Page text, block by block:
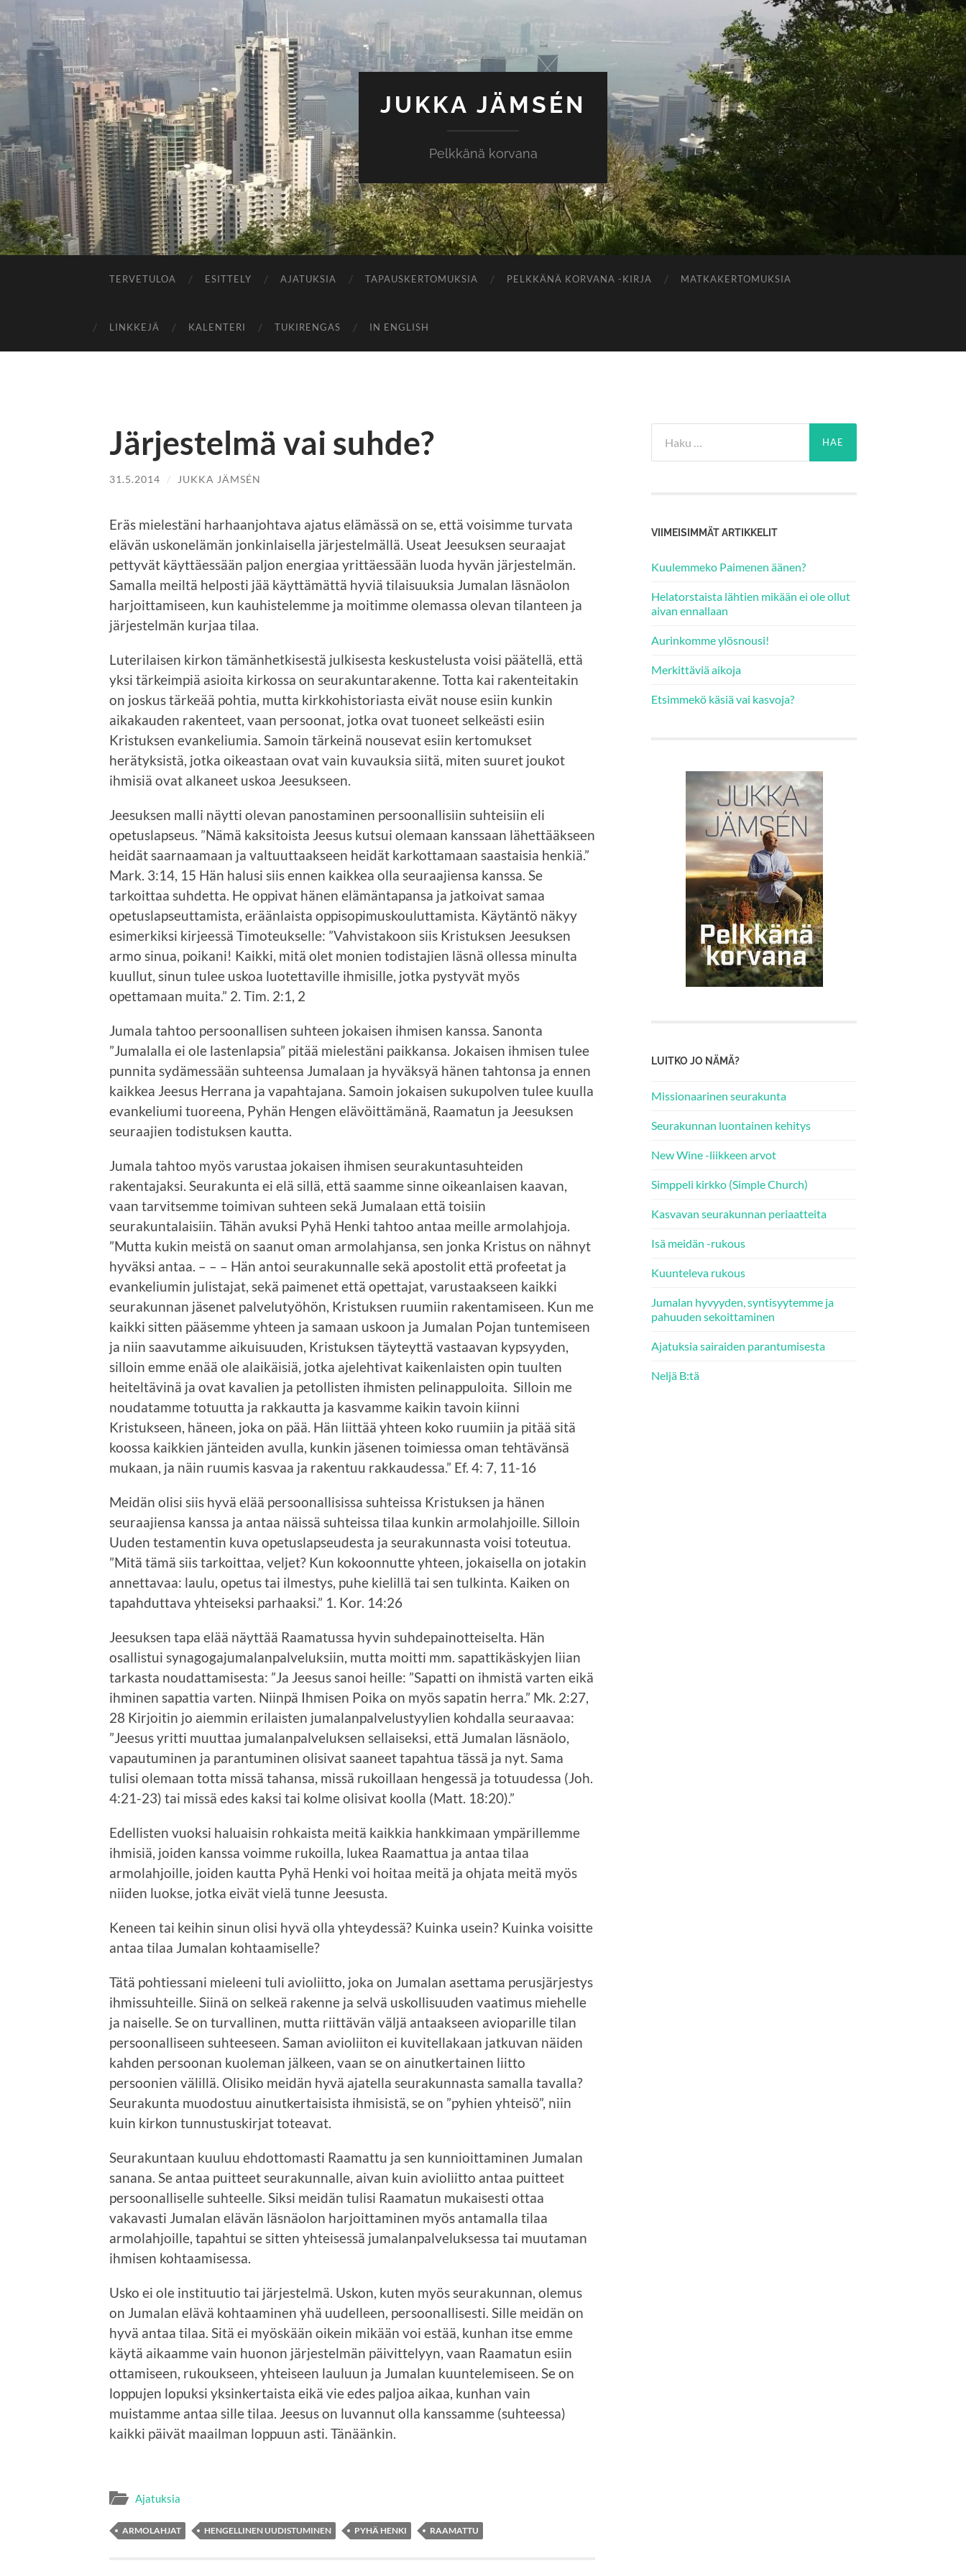
JUKKA JÄMSÉN
Pelkkänä korvana
TERVETULOA ESITTELY AJATUKSIA TAPAUSKERTOMUKSIA PELKKÄNÄ KORVANA -KIRJA MATKAKERTOMUKSIA
LINKKEJÄ KALENTERI TUKIRENGAS IN ENGLISH
Järjestelmä vai suhde?
31.5.2014 / JUKKA JÄMSÉN
Eräs mielestäni harhaanjohtava ajatus elämässä on se, että voisimme turvata
elävän uskonelämän jonkinlaisella järjestelmällä. Useat Jeesuksen seuraajat
pettyvät käyttäessään paljon energiaa yrittäessään luoda hyvän järjestelmän.
Samalla meiltä helposti jää käyttämättä hyviä tilaisuuksia Jumalan läsnäolon
harjoittamiseen, kun kauhistelemme ja moitimme olemassa olevan tilanteen ja
järjestelmän kurjaa tilaa.
Luterilaisen kirkon tämänhetkisestä julkisesta keskustelusta voisi päätellä, että
yksi tärkeimpiä asioita kirkossa on seurakuntarakenne. Totta kai rakenteitakin
on joskus tärkeää pohtia, mutta kirkkohistoriasta eivät nouse esiin kunkin
aikakauden rakenteet, vaan persoonat, jotka ovat tuoneet selkeästi esiin
Kristuksen evankeliumia. Samoin tärkeinä nousevat esiin kertomukset
herätyksistä, jotka oikeastaan ovat vain kuvauksia siitä, miten suuret joukot
ihmisiä ovat alkaneet uskoa Jeesukseen.
Jeesuksen malli näytti olevan panostaminen persoonallisiin suhteisiin eli
opetuslapseus. ”Nämä kaksitoista Jeesus kutsui olemaan kanssaan lähettääkseen
heidät saarnaamaan ja valtuuttaakseen heidät karkottamaan saastaisia henkiä.”
Mark. 3:14, 15 Hän halusi siis ennen kaikkea olla seuraajiensa kanssa. Se
tarkoittaa suhdetta. He oppivat hänen elämäntapansa ja jatkoivat samaa
opetuslapseuttamista, eräänlaista oppisopimuskouluttamista. Käytäntö näkyy
esimerkiksi kirjeessä Timoteukselle: ”Vahvistakoon siis Kristuksen Jeesuksen
armo sinua, poikani! Kaikki, mitä olet monien todistajien läsnä ollessa minulta
kuullut, sinun tulee uskoa luotettaville ihmisille, jotka pystyvät myös
opettamaan muita.” 2. Tim. 2:1, 2
Jumala tahtoo persoonallisen suhteen jokaisen ihmisen kanssa. Sanonta
”Jumalalla ei ole lastenlapsia” pitää mielestäni paikkansa. Jokaisen ihmisen tulee
punnita sydämessään suhteensa Jumalaan ja hyväksyä hänen tahtonsa ja ennen
kaikkea Jeesus Herrana ja vapahtajana. Samoin jokaisen sukupolven tulee kuulla
evankeliumi tuoreena, Pyhän Hengen elävöittämänä, Raamatun ja Jeesuksen
seuraajien todistuksen kautta.
Jumala tahtoo myös varustaa jokaisen ihmisen seurakuntasuhteiden
rakentajaksi. Seurakunta ei elä sillä, että saamme sinne oikeanlaisen kaavan,
vaan tarvitsemme toimivan suhteen sekä Jumalaan että toisiin
seurakuntalaisiin. Tähän avuksi Pyhä Henki tahtoo antaa meille armolahjoja.
”Mutta kukin meistä on saanut oman armolahjansa, sen jonka Kristus on nähnyt
hyväksi antaa. – – – Hän antoi seurakunnalle sekä apostolit että profeetat ja
evankeliumin julistajat, sekä paimenet että opettajat, varustaakseen kaikki
seurakunnan jäsenet palvelutyöhön, Kristuksen ruumiin rakentamiseen. Kun me
kaikki sitten pääsemme yhteen ja samaan uskoon ja Jumalan Pojan tuntemiseen
ja niin saavutamme aikuisuuden, Kristuksen täyteyttä vastaavan kypsyyden,
silloin emme enää ole alaikäisiä, jotka ajelehtivat kaikenlaisten opin tuulten
heiteltävinä ja ovat kavalien ja petollisten ihmisten pelinappuloita. Silloin me
noudatamme totuutta ja rakkautta ja kasvamme kaikin tavoin kiinni
Kristukseen, häneen, joka on pää. Hän liittää yhteen koko ruumiin ja pitää sitä
koossa kaikkien jänteiden avulla, kunkin jäsenen toimiessa oman tehtävänsä
mukaan, ja näin ruumis kasvaa ja rakentuu rakkaudessa.” Ef. 4: 7, 11-16
Meidän olisi siis hyvä elää persoonallisissa suhteissa Kristuksen ja hänen
seuraajiensa kanssa ja antaa näissä suhteissa tilaa kunkin armolahjoille. Silloin
Uuden testamentin kuva opetuslapseudesta ja seurakunnasta voisi toteutua.
”Mitä tämä siis tarkoittaa, veljet? Kun kokoonnutte yhteen, jokaisella on jotakin
annettavaa: laulu, opetus tai ilmestys, puhe kielillä tai sen tulkinta. Kaiken on
tapahduttava yhteiseksi parhaaksi.” 1. Kor. 14:26
Jeesuksen tapa elää näyttää Raamatussa hyvin suhdepainotteiselta. Hän
osallistui synagogajumalanpalveluksiin, mutta moitti mm. sapattikäskyjen liian
tarkasta noudattamisesta: ”Ja Jeesus sanoi heille: ”Sapatti on ihmistä varten eikä
ihminen sapattia varten. Niinpä Ihmisen Poika on myös sapatin herra.” Mk. 2:27,
28 Kirjoitin jo aiemmin erilaisten jumalanpalvelustyylien kohdalla seuraavaa:
”Jeesus yritti muuttaa jumalanpalveluksen sellaiseksi, että Jumalan läsnäolo,
vapautuminen ja parantuminen olisivat saaneet tapahtua tässä ja nyt. Sama
tulisi olemaan totta missä tahansa, missä rukoillaan hengessä ja totuudessa (Joh.
4:21-23) tai missä edes kaksi tai kolme olisivat koolla (Matt. 18:20).”
Edellisten vuoksi haluaisin rohkaista meitä kaikkia hankkimaan ympärillemme
ihmisiä, joiden kanssa voimme rukoilla, lukea Raamattua ja antaa tilaa
armolahjoille, joiden kautta Pyhä Henki voi hoitaa meitä ja ohjata meitä myös
niiden luokse, jotka eivät vielä tunne Jeesusta.
Keneen tai keihin sinun olisi hyvä olla yhteydessä? Kuinka usein? Kuinka voisitte
antaa tilaa Jumalan kohtaamiselle?
Tätä pohtiessani mieleeni tuli avioliitto, joka on Jumalan asettama perusjärjestys
ihmissuhteille. Siinä on selkeä rakenne ja selvä uskollisuuden vaatimus miehelle
ja naiselle. Se on turvallinen, mutta riittävän väljä antaakseen avioparille tilan
persoonalliseen suhteeseen. Saman avioliiton ei kuvitellakaan jatkuvan näiden
kahden persoonan kuoleman jälkeen, vaan se on ainutkertainen liitto
persoonien välillä. Olisiko meidän hyvä ajatella seurakunnasta samalla tavalla?
Seurakunta muodostuu ainutkertaisista ihmisistä, se on ”pyhien yhteisö”, niin
kuin kirkon tunnustuskirjat toteavat.
Seurakuntaan kuuluu ehdottomasti Raamattu ja sen kunnioittaminen Jumalan
sanana. Se antaa puitteet seurakunnalle, aivan kuin avioliitto antaa puitteet
persoonalliselle suhteelle. Siksi meidän tulisi Raamatun mukaisesti ottaa
vakavasti Jumalan elävän läsnäolon harjoittaminen myös antamalla tilaa
armolahjoille, tapahtui se sitten yhteisessä jumalanpalveluksessa tai muutaman
ihmisen kohtaamisessa.
Usko ei ole instituutio tai järjestelmä. Uskon, kuten myös seurakunnan, olemus
on Jumalan elävä kohtaaminen yhä uudelleen, persoonallisesti. Sille meidän on
hyvä antaa tilaa. Sitä ei myöskään oikein mikään voi estää, kunhan itse emme
käytä aikaamme vain huonon järjestelmän päivittelyyn, vaan Raamatun esiin
ottamiseen, rukoukseen, yhteiseen lauluun ja Jumalan kuuntelemiseen. Se on
loppujen lopuksi yksinkertaista eikä vie edes paljoa aikaa, kunhan vain
muistamme antaa sille tilaa. Jeesus on luvannut olla kanssamme (suhteessa)
kaikki päivät maailman loppuun asti. Tänäänkin.
Ajatuksia
ARMOLAHJAT HENGELLINEN UUDISTUMINEN PYHÄ HENKI RAAMATTU
VIIMEISIMMÄT ARTIKKELIT
Kuulemmeko Paimenen äänen?
Helatorstaista lähtien mikään ei ole ollut
aivan ennallaan
Aurinkomme ylösnousi!
Merkittäviä aikoja
Etsimmekö käsiä vai kasvoja?
LUITKO JO NÄMÄ?
Missionaarinen seurakunta
Seurakunnan luontainen kehitys
New Wine -liikkeen arvot
Simppeli kirkko (Simple Church)
Kasvavan seurakunnan periaatteita
Isä meidän -rukous
Kuunteleva rukous
Jumalan hyvyyden, syntisyytemme ja
pahuuden sekoittaminen
Ajatuksia sairaiden parantumisesta
Neljä B:tä